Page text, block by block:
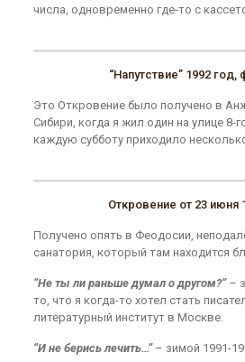
числа, одновременно где-то с
“Напутствие” 1992
Это Откровение было получено в
Сибири, когда я жил один на улице 8-
каждую субботу приходило
Откровение от 23 июня
Получено опять в Феодосии,
санатория, который там находится
“Не ты ли раньше думал о другом?”–
то, что я когда-то хотел стать
литературный институт в Москве.
“И не берись лечить…”– зимой 1991-